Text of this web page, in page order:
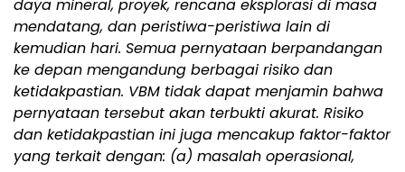
daya mineral, proyek, rencana eksplorasi di masa
mendatang, dan peristiwa-peristiwa lain di
kemudian hari. Semua pernyataan berpandangan
ke depan mengandung berbagai risiko dan
ketidakpastian. VBM tidak dapat menjamin bahwa
pernyataan tersebut akan terbukti akurat. Risiko
dan ketidakpastian ini juga mencakup faktor-faktor
yang terkait dengan: (a) masalah operasional,